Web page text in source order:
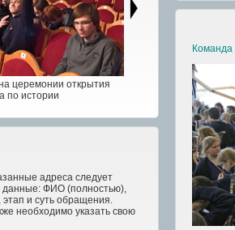
церемонии открытия
по истории
адреса следует
данные: ФИО (полностью),
этап и суть обращения.
необходимо указать свою